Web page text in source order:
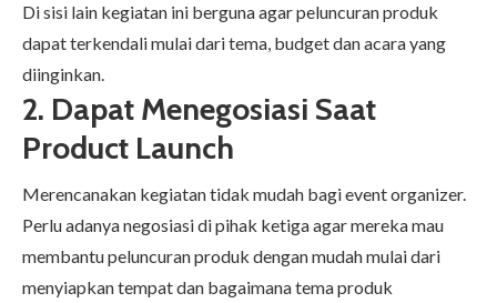
Di sisi lain kegiatan ini berguna agar peluncuran produk
dapat terkendali mulai dari tema, budget dan acara yang
diinginkan.
2. Dapat Menegosiasi Saat
Product Launch
Merencanakan kegiatan tidak mudah bagi event organizer.
Perlu adanya negosiasi di pihak ketiga agar mereka mau
membantu peluncuran produk dengan mudah mulai dari
menyiapkan tempat dan bagaimana tema produk